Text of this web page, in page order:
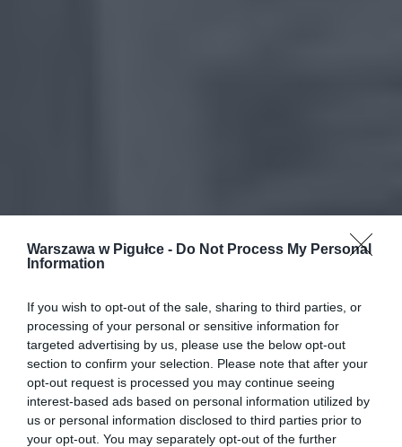
Warszawa w Pigułce - Do Not Process My Personal
Information
If you wish to opt-out of the sale, sharing to third parties, or
processing of your personal or sensitive information for
targeted advertising by us, please use the below opt-out
section to confirm your selection. Please note that after your
opt-out request is processed you may continue seeing
interest-based ads based on personal information utilized by
us or personal information disclosed to third parties prior to
your opt-out. You may separately opt-out of the further